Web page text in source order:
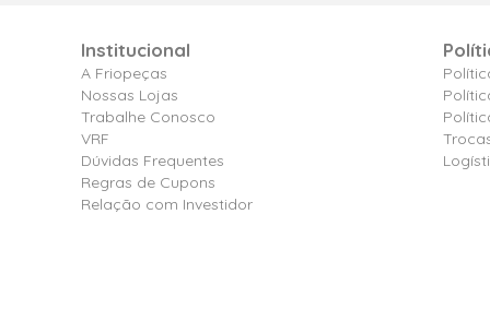
Institucional
A Friopeças
Nossas Lojas
Trabalhe Conosco
VRF
Dúvidas Frequentes
Regras de Cupons
Relação com Investidor